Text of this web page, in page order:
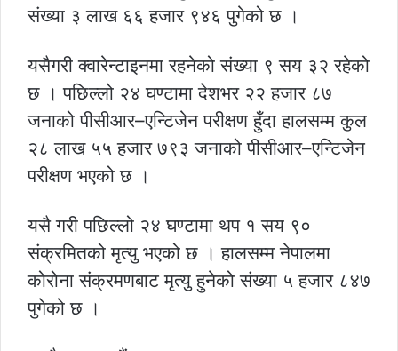
संख्या ३ लाख ६६ हजार ९४६ पुगेको छ ।
यसैगरी क्वारेन्टाइनमा रहनेको संख्या ९ सय ३२ रहेको
छ । पछिल्लो २४ घण्टामा देशभर २२ हजार ८७
जनाको पीसीआर–एन्टिजेन परीक्षण हुँदा हालसम्म कुल
२८ लाख ५५ हजार ७९३ जनाको पीसीआर–एन्टिजेन
परीक्षण भएको छ ।
यसै गरी पछिल्लो २४ घण्टामा थप १ सय ९०
संक्रमितको मृत्यु भएको छ । हालसम्म नेपालमा
कोरोना संक्रमणबाट मृत्यु हुनेको संख्या ५ हजार ८४७
पुगेको छ ।